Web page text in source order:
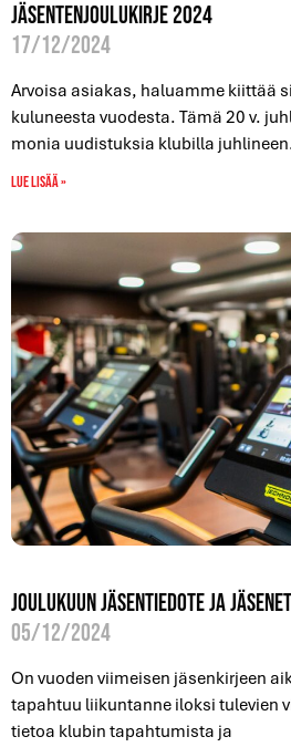
Jäsentenjoulukirje 2024
17/12/2024
Arvoisa asiakas, haluamme kiittää
kuluneesta vuodesta. Tämä 20 v.
monia uudistuksia klubilla
Lue lisää »
Joulukuun jäsentiedote ja
05/12/2024
On vuoden viimeisen jäsenkirjeen
tapahtuu liikuntanne iloksi tulevien
tietoa klubin tapahtumista ja